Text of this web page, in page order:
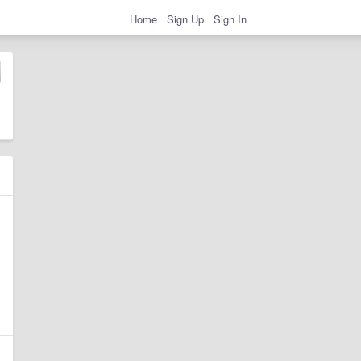
Home Sign Up Sign In